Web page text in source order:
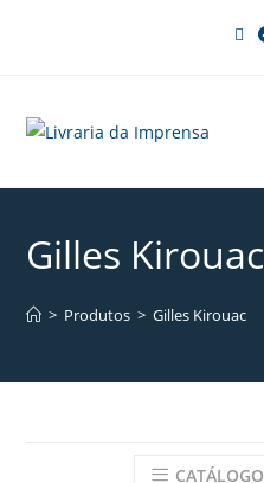
Gilles Kirouac
> Produtos > Gilles Kirouac
CATÁLOGO